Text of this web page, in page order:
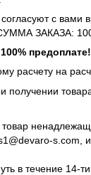
с вами
ЗАКАЗА:
предоплате!
расчету на
получении
s.com,
в течение 14-